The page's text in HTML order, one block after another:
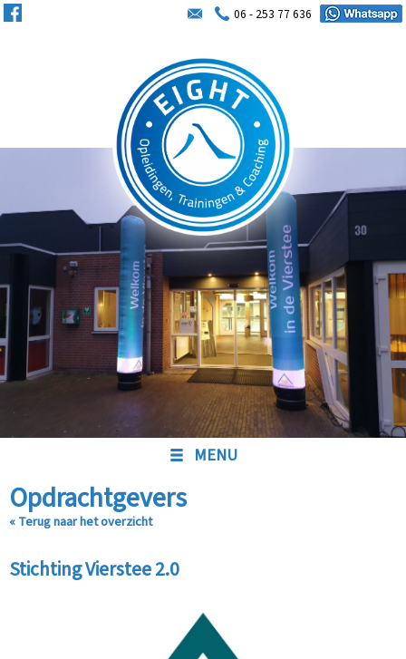
06 - 253 77 636
MENU
Opdrachtgevers
« Terug naar het overzicht
Stichting Vierstee 2.0